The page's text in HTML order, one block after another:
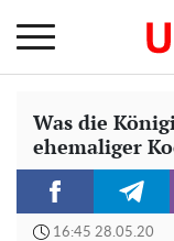
Was die
ehemaliger
16:45 28.05.20